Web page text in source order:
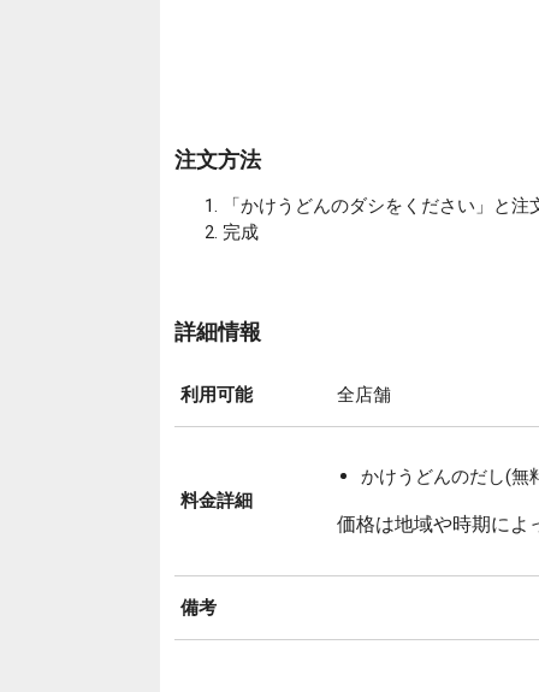
注文方法
「かけうどんのダシをください」と注
完成
詳細情報
利用可能 全店舗
料金詳細
かけうどんのだし(無
価格は地域や時期によ
備考